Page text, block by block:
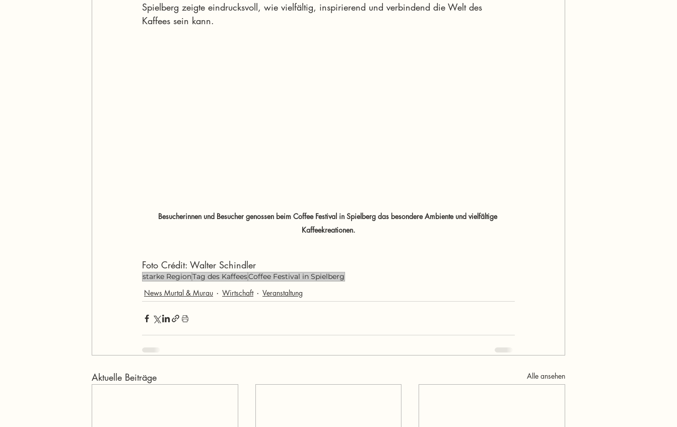
Spielberg zeigte eindrucksvoll, wie vielfältig, inspirierend und verbindend die Welt des
Kaffees sein kann.
Besucherinnen und Besucher genossen beim Coffee Festival in Spielberg das besondere Ambiente und vielfältige
Kaffeekreationen.
Foto Crédit: Walter Schindler
starke RegionTag des KaffeesCoffee Festival in Spielberg
News Murtal & Murau Wirtschaft Veranstaltung
Aktuelle Beiträge Alle ansehen